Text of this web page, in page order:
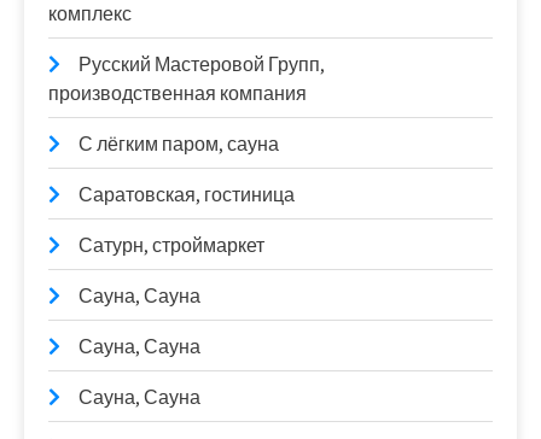
комплекс
Русский Мастеровой Групп,
производственная компания
С лёгким паром, сауна
Саратовская, гостиница
Сатурн, строймаркет
Сауна, Сауна
Сауна, Сауна
Сауна, Сауна